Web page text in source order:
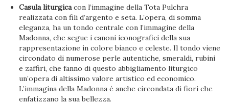
Casula liturgicacon l’immagine della Tota Pulchra
realizzata con fili d’argento e seta. L’opera, di somma
eleganza, ha un tondo centrale con l’immagine della
Madonna, che segue i canoni iconografici della sua
rappresentazione in colore bianco e celeste. Il tondo viene
circondato di numerose perle autentiche, smeraldi, rubini
e zaffiri, che fanno di questo abbigliamento liturgico
un’opera di altissimo valore artistico ed economico.
L’immagina della Madonna è anche circondata di fiori che
enfatizzano la sua bellezza.